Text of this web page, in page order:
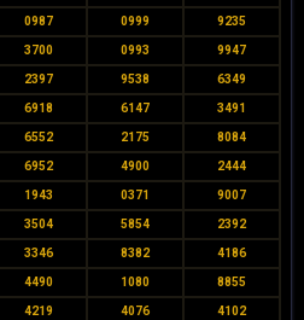
0987 0999 9235
3700 0993 9947
2397 9538 6349
6918 6147 3491
6552 2175 8084
6952 4900 2444
1943 0371 9007
3504 5854 2392
3346 8382 4186
4490 1080 8855
4219 4076 4102